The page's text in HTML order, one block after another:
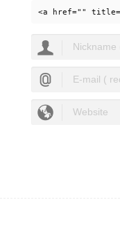
<a href=""